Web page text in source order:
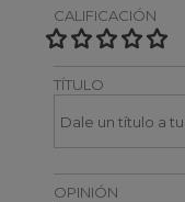
CALIFICACIÓN
TÍTULO
OPINIÓN